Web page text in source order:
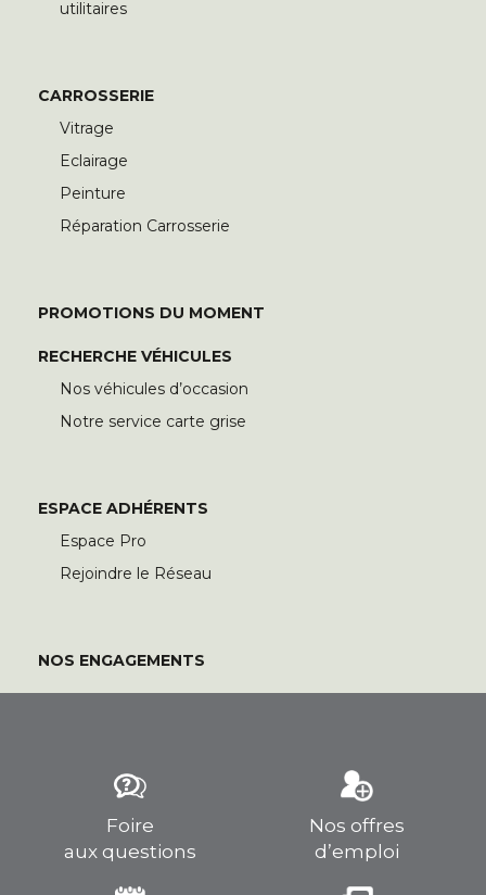
utilitaires
CARROSSERIE
Vitrage
Eclairage
Peinture
Réparation Carrosserie
PROMOTIONS DU MOMENT
RECHERCHE VÉHICULES
Nos véhicules d’occasion
Notre service carte grise
ESPACE ADHÉRENTS
Espace Pro
Rejoindre le Réseau
NOS ENGAGEMENTS
Foire
aux questions
Nos offres
d’emploi